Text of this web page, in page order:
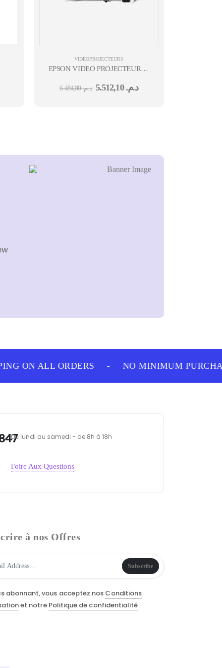
VIDÉOPROJECTEURS
EPSON VIDEO PROJECTEUR 3LCD EB-
د.م.6.484,80 د.م. 5.512,10
ON ALL ORDERS NO MINIMUM
Du lundi au samedi - de 8h à 18h
Foire Aux Questions
à nos Offres
Subscribe
abonnant, vous acceptez nos Conditions
et notre Politique de confidentialité